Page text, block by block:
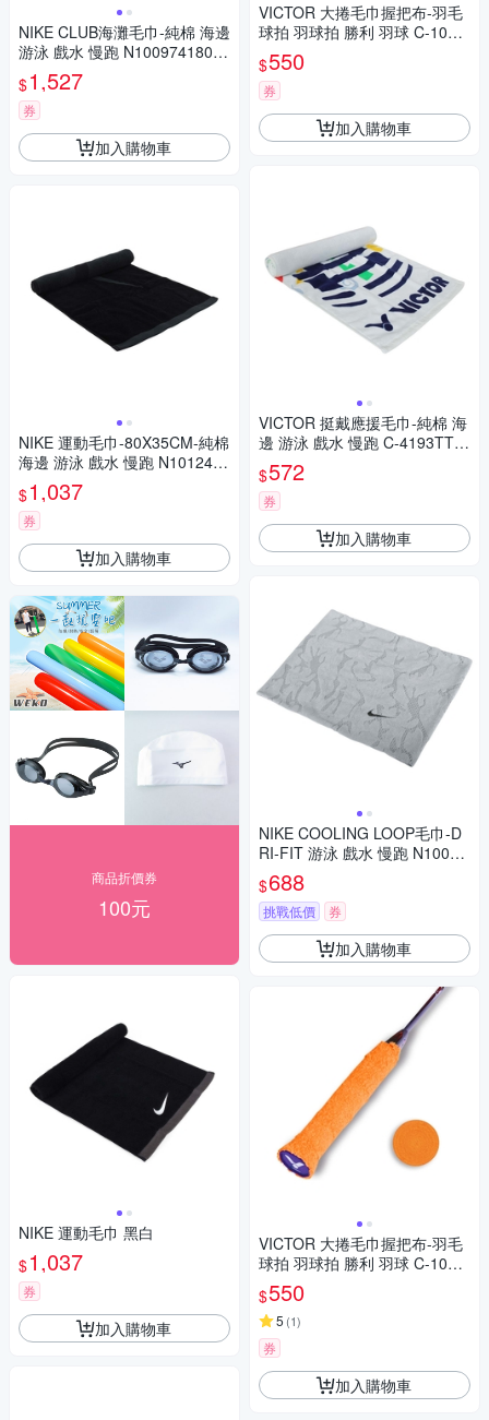
NIKE CLUB海灘毛巾-純棉 海邊
游泳 戲水 慢跑 N1009741808
OS 橘白
$1,527
券
加入購物車
NIKE 運動毛巾-80X35CM-純棉
海邊 游泳 戲水 慢跑 N1012435
046MD 黑深灰
$1,037
券
加入購物車
商品折價券
100元
NIKE 運動毛巾 黑白
$1,037
券
加入購物車
VICTOR 大捲毛巾握把布-羽毛
球拍 羽球拍 勝利 羽球 C-1025
M 天藍
$550
券
加入購物車
VICTOR 挺戴應援毛巾-純棉 海
邊 游泳 戲水 慢跑 C-4193TTA
白丈青天藍
$572
券
加入購物車
NIKE COOLING LOOP毛巾-D
RI-FIT 游泳 戲水 慢跑 N10016
19074OS 灰白
$688
挑戰低價 券
加入購物車
VICTOR 大捲毛巾握把布-羽毛
球拍 羽球拍 勝利 羽球 C-1025
O 橘
$550
5 (1)
券
加入購物車